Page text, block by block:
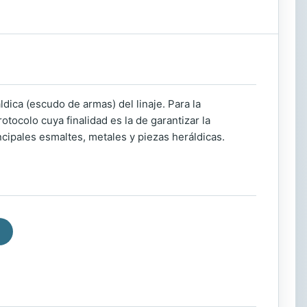
(escudo de armas) del linaje. Para la
cuya finalidad es la de garantizar la
esmaltes, metales y piezas heráldicas.